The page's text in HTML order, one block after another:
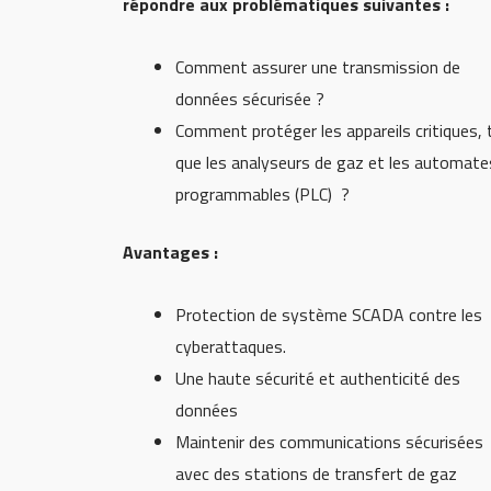
Comment assurer une transmission de
données sécurisée ?
Comment protéger les appareils critiques,
que les analyseurs de gaz et les
programmables (PLC) ?
Avantages :
Protection de système SCADA contre les
cyberattaques.
Une haute sécurité et authenticité des
données
Maintenir des communications sécurisées
avec des stations de transfert de gaz